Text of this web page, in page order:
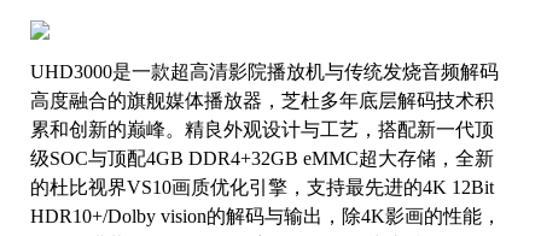
UHD3000是一款超高清影院播放机与传统发烧音频解码
高度融合的旗舰媒体播放器，芝杜多年底层解码技术积
累和创新的巅峰。精良外观设计与工艺，搭配新一代顶
级SOC与顶配4GB DDR4+32GB eMMC超大存储，全新
的杜比视界VS10画质优化引擎，支持最先进的4K 12Bit
HDR10+/Dolby vision的解码与输出，除4K影画的性能，